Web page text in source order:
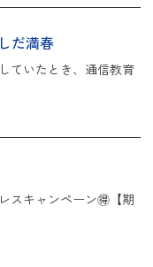
だ満春
ていたとき、通信教育
スキャンペーン🉐【期